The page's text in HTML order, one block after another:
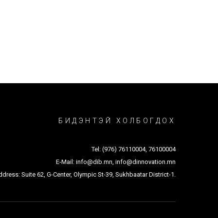
БИДЭНТЭЙ ХОЛБОГДОХ
Tel: (976) 76110004, 76100004
E-Mail: info@dib.mn, info@dinnovation.mn
Suite 62, G-Center, Olympic St-39, Sukhbaatar District-1.